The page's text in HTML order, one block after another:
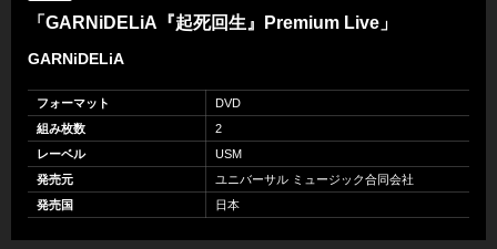
「GARNiDELiA『起死回生』Premium Live」
GARNiDELiA
フォーマット
DVD
組み枚数
2
レーベル
USM
発売元
ユニバーサル ミュージック合同会社
発売国
日本